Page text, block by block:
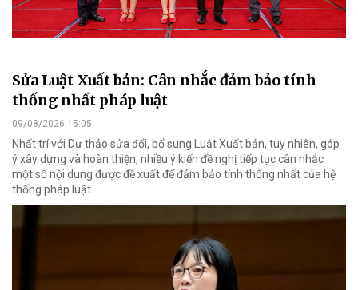
Sửa Luật Xuất bản: Cân nhắc đảm bảo tính
thống nhất pháp luật
09/08/2026 15:05
Nhất trí với Dự thảo sửa đổi, bổ sung Luật Xuất bản, tuy nhiên, góp
ý xây dựng và hoàn thiện, nhiều ý kiến đề nghị tiếp tục cân nhắc
một số nội dung được đề xuất để đảm bảo tính thống nhất của hệ
thống pháp luật.